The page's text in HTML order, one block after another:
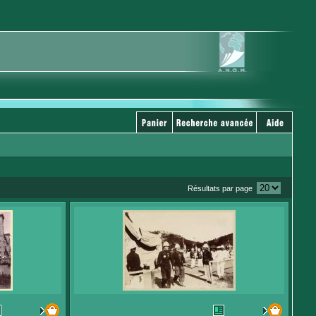
Résultats par page